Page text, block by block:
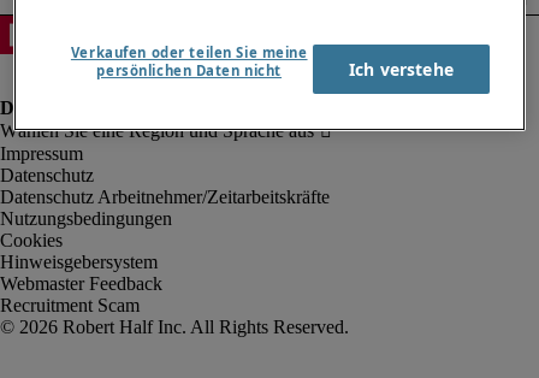
Impressum
Datenschutz
Datenschutz Arbeitnehmer/Zeitarbeitskräfte
Nutzungsbedingungen
Cookies
Hinweisgebersystem
Webmaster Feedback
Recruitment Scam
Verkaufen oder teilen Sie meine
persönlichen Daten nicht
Ich verstehe